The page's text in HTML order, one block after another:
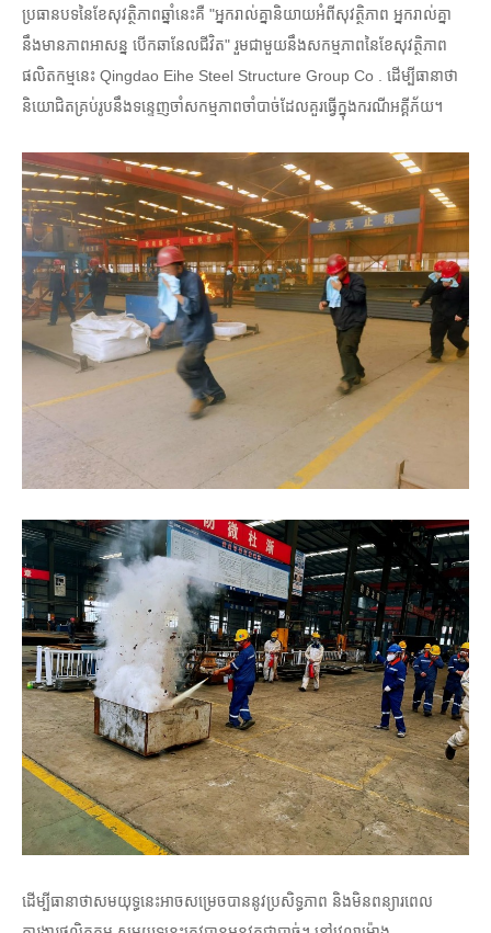
ប្រធានបទនៃខែសុវត្ថិភាពឆ្នាំនេះគឺ "អ្នករាល់គ្នានិយាយអំពីសុវត្ថិភាព អ្នករាល់គ្នា
នឹងមានភាពអាសន្ន បើកឆានែលជីវិត" រួមជាមួយនឹងសកម្មភាពនៃខែសុវត្ថិភាព
ផលិតកម្មនេះ Qingdao Eihe Steel Structure Group Co . ដើម្បីធានាថា
និយោជិតគ្រប់រូបនឹងទន្ទេញចាំសកម្មភាពចាំបាច់ដែលគួរធ្វើក្នុងករណីអគ្គីភ័យ។
ដើម្បីធានាថាសមយុទ្ធនេះអាចសម្រេចបាននូវប្រសិទ្ធភាព និងមិនពន្យារពេល